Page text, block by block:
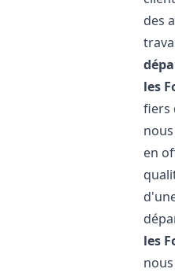
des
les
fiers
en
les
nous